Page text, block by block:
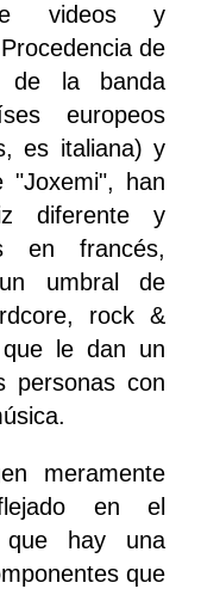
videos y
de
de la banda
europeos
es italiana) y
"Joxemi", han
diferente y
en francés,
umbral de
rock &
le dan un
personas con
meramente
en el
hay una
que